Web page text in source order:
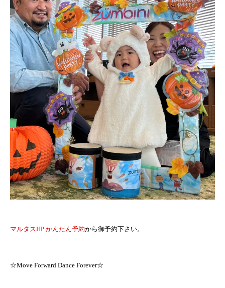
マルタスHP かんたん予約から御予約下さい。
☆Move Forward Dance Forever☆